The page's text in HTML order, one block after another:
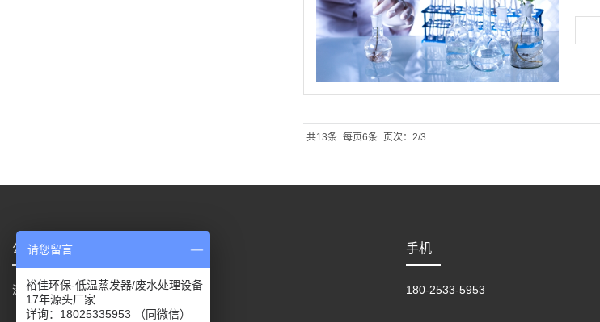
共13条 每页6条 页次：2/3
公司地址
深圳市宝安区燕罗街道红湖路166号
手机
180-2533-5953
请您留言
裕佳环保-低温蒸发器/废水处理设备
17年源头厂家
详询：18025335953 （同微信）